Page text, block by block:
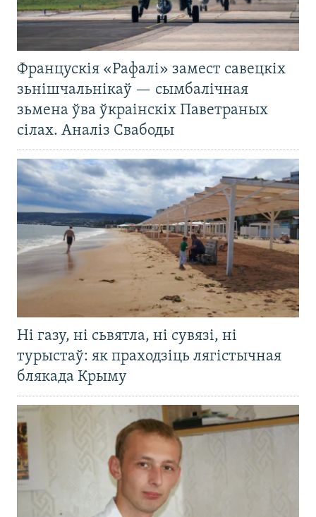
Францускія «Рафалі» замест савецкіх
зьнішчальнікаў — сымбалічная
зьмена ўва ўкраінскіх Паветраных
сілах. Аналіз Свабоды
Ні газу, ні сьвятла, ні сувязі, ні
турыстаў: як праходзіць лягістычная
блякада Крыму